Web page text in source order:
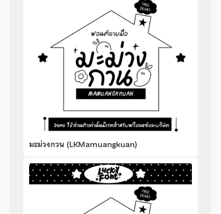
มะม่วงกวน (LKMamuangkuan)